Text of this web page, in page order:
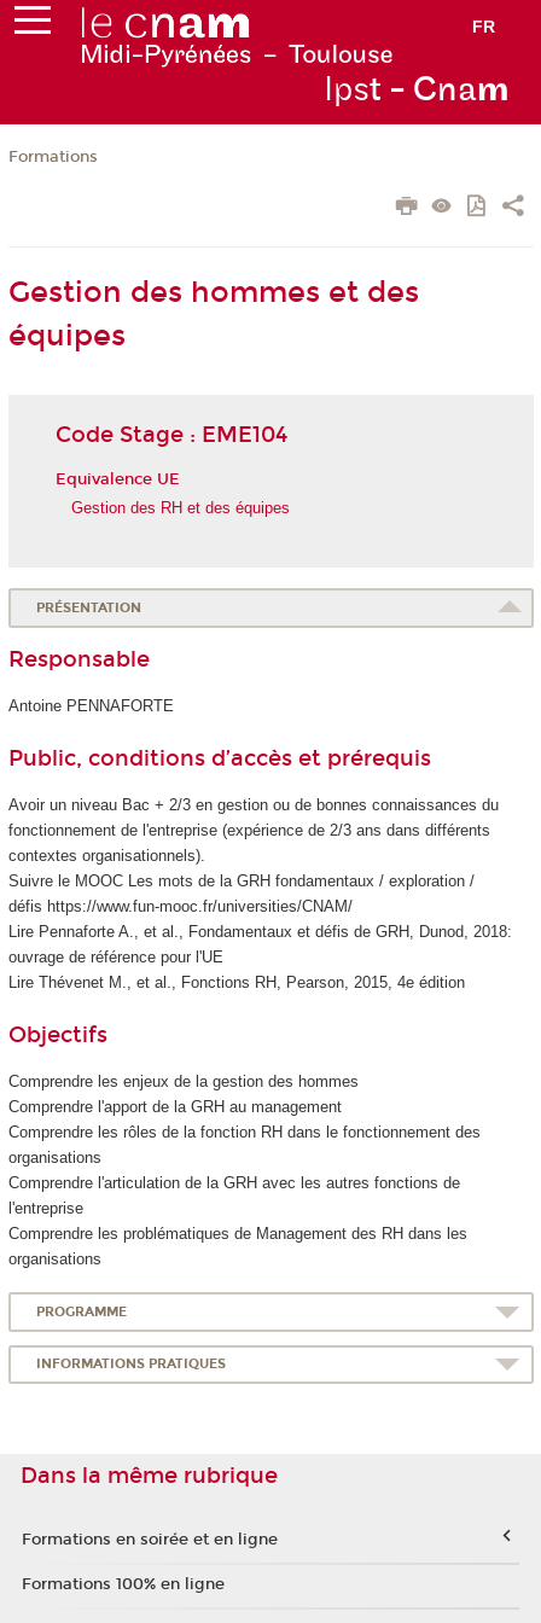
FR
Ipst - Cnam
Formations
Gestion des hommes et des
équipes
Code Stage : EME104
Equivalence UE
Gestion des RH et des équipes
PRÉSENTATION
Responsable
Antoine PENNAFORTE
Public, conditions d’accès et prérequis
Avoir un niveau Bac + 2/3 en gestion ou de bonnes connaissances du
fonctionnement de l'entreprise (expérience de 2/3 ans dans différents
contextes organisationnels).
Suivre le MOOCLes mots de la GRH fondamentaux / exploration /
défis https://www.fun-mooc.fr/universities/CNAM/
Lire Pennaforte A., et al., Fondamentaux et défis de GRH, Dunod, 2018:
ouvrage de référence pour l'UE
Lire Thévenet M., et al., Fonctions RH, Pearson, 2015, 4e édition
Objectifs
Comprendre les enjeux de la gestion des hommes
Comprendre l'apport de la GRH au management
Comprendre les rôles de la fonction RH dans le fonctionnement des
organisations
Comprendre l'articulation de la GRH avec les autres fonctions de
l'entreprise
Comprendre les problématiques de Management des RH dans les
organisations
PROGRAMME
INFORMATIONS PRATIQUES
Dans la même rubrique
Formations en soirée et en ligne
Formations 100% en ligne